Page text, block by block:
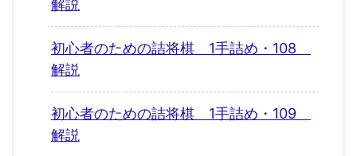
解説
初心者のための詰将棋 1手詰め・108
解説
初心者のための詰将棋 1手詰め・109
解説